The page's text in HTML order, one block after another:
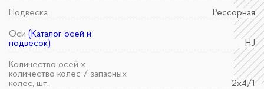
Подвеска Рессорная
Оси (Каталог осей и
подвесок)
HJ
Количество осей х
количество колес / запасных
колес, шт.
2х4/1